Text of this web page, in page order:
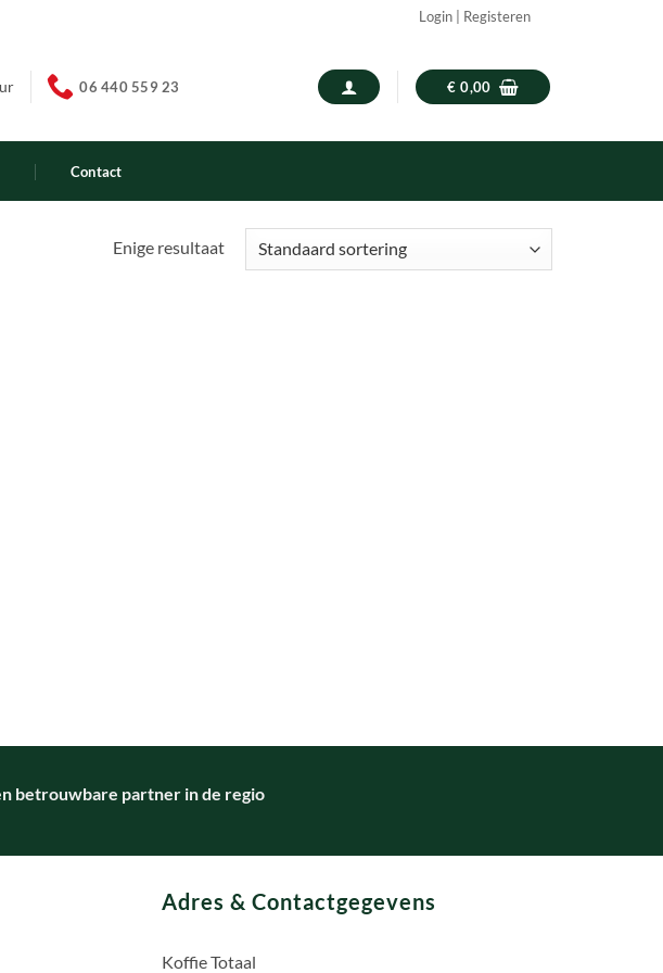
Login | Registeren
06 440 559 23 € 0,00
Contact
Enige resultaat
betrouwbare partner in de regio
Adres & Contactgegevens
Koffie Totaal